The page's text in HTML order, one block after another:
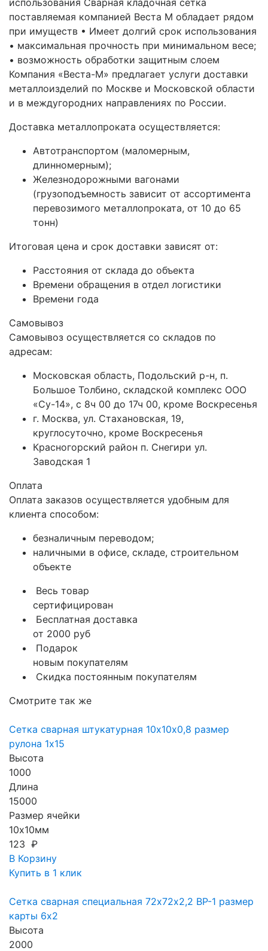
использования Сварная кладочная сетка
поставляемая компанией Веста М обладает рядом
при имуществ • Имеет долгий срок использования
• максимальная прочность при минимальном весе;
• возможность обработки защитным слоем
Компания «Веста-М» предлагает услуги доставки
металлоизделий по Москве и Московской области
и в междугородних направлениях по России.
Доставка металлопроката осуществляется:
Автотранспортом (маломерным,
длинномерным);
Железнодорожными вагонами
(грузоподъемность зависит от ассортимента
перевозимого металлопроката, от 10 до 65
тонн)
Итоговая цена и срок доставки зависят от:
Расстояния от склада до объекта
Времени обращения в отдел логистики
Времени года
Самовывоз
Самовывоз осуществляется со складов по
адресам:
Московская область, Подольский р-н, п.
Большое Толбино, складской комплекс ООО
«Су-14», с 8ч 00 до 17ч 00, кроме Воскресенья
г. Москва, ул. Стахановская, 19,
круглосуточно, кроме Воскресенья
Красногорский район п. Снегири ул.
Заводская 1
Оплата
Оплата заказов осуществляется удобным для
клиента способом:
безналичным переводом;
наличными в офисе, складе, строительном
объекте
Весь товар
сертифицирован
Бесплатная доставка
от 2000 руб
Подарок
новым покупателям
Скидка постоянным покупателям
Смотрите так же
Сетка сварная штукатурная 10х10х0,8 размер
рулона 1х15
Высота
1000
Длина
15000
Размер ячейки
10х10мм
123 ₽
В Корзину
Купить в 1 клик
Сетка сварная специальная 72х72х2,2 ВР-1 размер
карты 6х2
Высота
2000